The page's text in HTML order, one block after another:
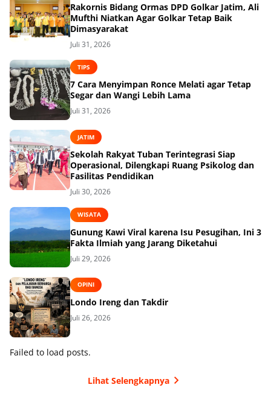
Rakornis Bidang Ormas DPD Golkar Jatim, Ali
Mufthi Niatkan Agar Golkar Tetap Baik
Dimasyarakat
Juli 31, 2026
TIPS
7 Cara Menyimpan Ronce Melati agar Tetap
Segar dan Wangi Lebih Lama
Juli 31, 2026
JATIM
Sekolah Rakyat Tuban Terintegrasi Siap
Operasional, Dilengkapi Ruang Psikolog dan
Fasilitas Pendidikan
Juli 30, 2026
WISATA
Gunung Kawi Viral karena Isu Pesugihan, Ini 3
Fakta Ilmiah yang Jarang Diketahui
Juli 29, 2026
OPINI
Londo Ireng dan Takdir
Juli 26, 2026
Failed to load posts.
Lihat Selengkapnya